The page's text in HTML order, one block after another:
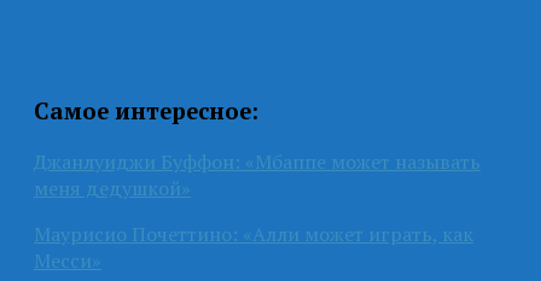
Самое интересное:
Джанлуиджи Буффон: «Мбаппе может называть
меня дедушкой»
Маурисио Почеттино: «Алли может играть, как
Месси»